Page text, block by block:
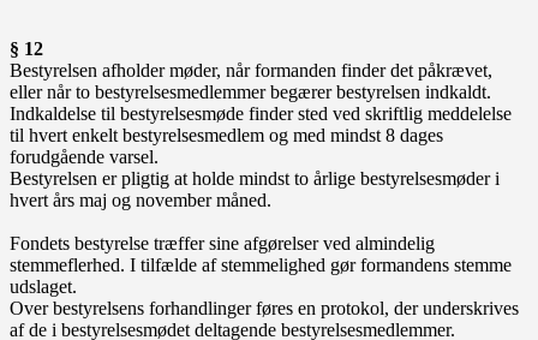
§ 12
Bestyrelsen afholder møder, når formanden finder det påkrævet,
eller når to bestyrelsesmedlemmer begærer bestyrelsen indkaldt.
Indkaldelse til bestyrelsesmøde finder sted ved skriftlig meddelelse
til hvert enkelt bestyrelsesmedlem og med mindst 8 dages
forudgående varsel.
Bestyrelsen er pligtig at holde mindst to årlige bestyrelsesmøder i
hvert års maj og november måned.
Fondets bestyrelse træffer sine afgørelser ved almindelig
stemmeflerhed. I tilfælde af stemmelighed gør formandens stemme
udslaget.
Over bestyrelsens forhandlinger føres en protokol, der underskrives
af de i bestyrelsesmødet deltagende bestyrelsesmedlemmer.